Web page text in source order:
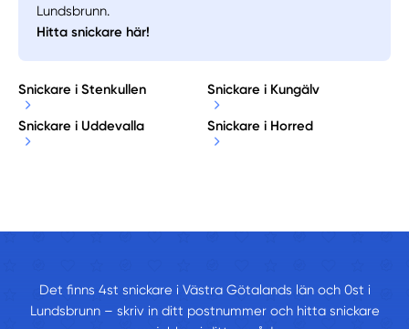
Lundsbrunn.
Hitta snickare här!
Snickare i Stenkullen Snickare i Kungälv
Snickare i Uddevalla Snickare i Horred
Det finns 4st snickare i Västra Götalands län och 0st i
Lundsbrunn – skriv in ditt postnummer och hitta snickare